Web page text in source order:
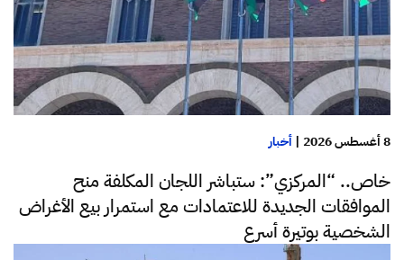
8 أغسطس 2026 | أخبار
خاص.. “المركزي”: ستباشر اللجان المكلفة منح
الموافقات الجديدة للاعتمادات مع استمرار بيع الأغراض
الشخصية بوتيرة أسرع